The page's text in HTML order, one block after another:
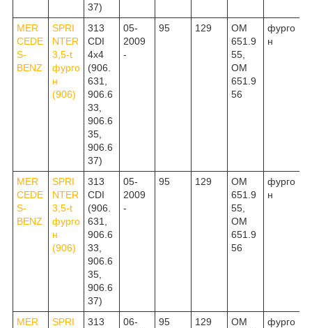
37)
MER
CEDE
S-
BENZ
SPRI
NTER
3,5-t
фурго
н
(906)
313
CDI
4x4
(906.
631,
906.6
33,
906.6
35,
906.6
37)
05-
2009
-
95 129
OM
651.9
55,
OM
651.9
56
фурго
н
MER
CEDE
S-
BENZ
SPRI
NTER
3,5-t
фурго
н
(906)
313
CDI
(906.
631,
906.6
33,
906.6
35,
906.6
37)
05-
2009
-
95 129
OM
651.9
55,
OM
651.9
56
фурго
н
MER
SPRI
313
06-
95 129
OM
фурго